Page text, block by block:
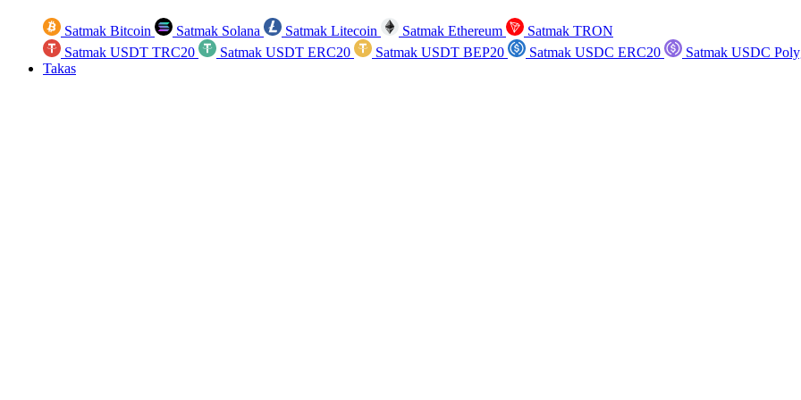
Satmak Bitcoin Satmak Solana Satmak Litecoin Satmak Ethereum
Satmak TRON
Satmak USDT TRC20
Satmak USDT ERC20 Satmak USDT BEP20 Satmak USDC ERC20
Satmak USDC
Takas